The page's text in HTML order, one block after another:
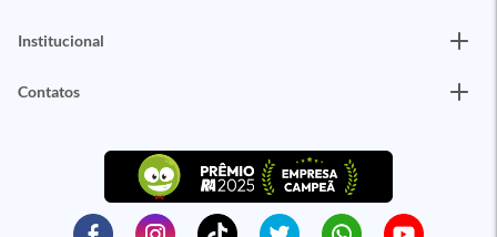
Institucional
Contatos